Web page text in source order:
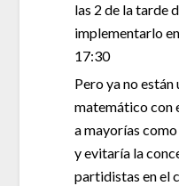
las 2 de la tarde
implementarlo
17:30
Pero ya no
matemático con
a mayorías
y evitaría la
partidistas en el